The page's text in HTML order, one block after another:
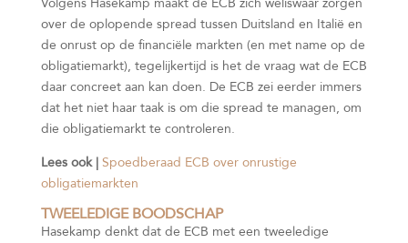
over de oplopende spread tussen Duitsland en Italië en
de onrust op de financiële markten (en met name op de
obligatiemarkt), tegelijkertijd is het de vraag wat de ECB
daar concreet aan kan doen. De ECB zei eerder immers
dat het niet haar taak is om die spread te managen, om
die obligatiemarkt te controleren.
Lees ook | Spoedberaad ECB over onrustige
obligatiemarkten
TWEELEDIGE BOODSCHAP
Hasekamp denkt dat de ECB met een tweeledige